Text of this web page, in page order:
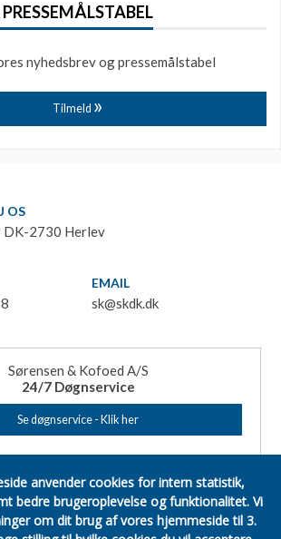
nyhedsbrev og pressemålstabel
Tilmeld
OS
DK-2730 Herlev
EMAIL
sk@skdk.dk
Sørensen & Kofoed A/S
24/7 Døgnservice
Se døgnservice - Klik her
anvender cookies for intern statistik,
bedre brugeroplevelse og funktionalitet. Vi
om dit brug af vores hjemmeside til 3.